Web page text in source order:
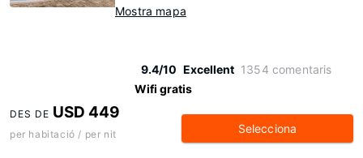
Mostra mapa
9.4/10 Excellent 1354 comentaris
Wifi gratis
DES DE USD 449
per habitació / per nit Selecciona